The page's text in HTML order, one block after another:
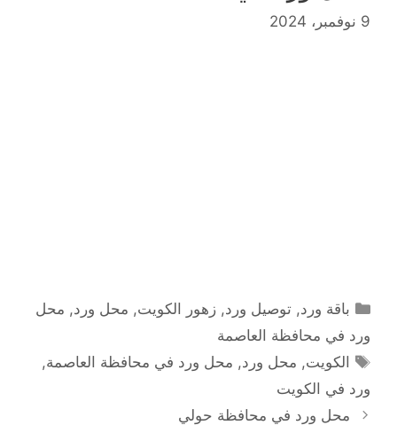
9 نوفمبر، 2024
التصنيفات
باقة ورد,توصيل ورد,زهور الكويت, محل ورد, محل
ورد في محافظة العاصمة
الوسوم
الكويت, محل ورد, محل ورد في محافظة العاصمة,
ورد في الكويت
محل ورد في محافظة حولي